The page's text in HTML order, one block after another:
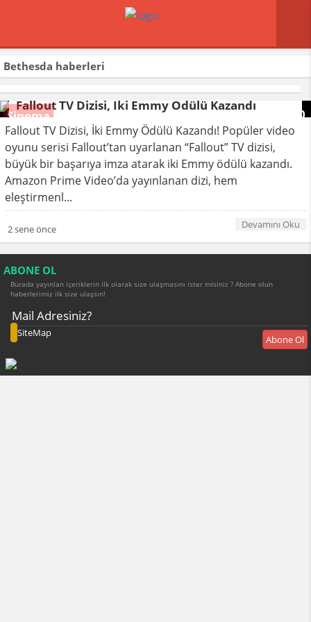
Bethesda haberleri
Fallout TV Dizisi, İki Emmy Ödülü Kazandı
Sinema 0
Fallout TV Dizisi, İki Emmy Ödülü Kazandı! Popüler video
oyunu serisi Fallout’tan uyarlanan “Fallout” TV dizisi,
büyük bir başarıya imza atarak iki Emmy ödülü kazandı.
Amazon Prime Video’da yayınlanan dizi, hem
eleştirmenl...
Devamını Oku
2 sene önce
ABONE OL
Burada yayınlan içeriklerin ilk olarak size ulaşmasını ister misiniz ? Abone olun
haberlerimiz ilk size ulaşsın!
SiteMap
Abone Ol